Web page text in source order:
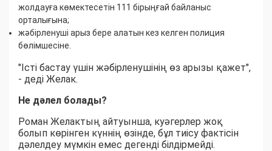
жолдауға көмектесетін 111 бірыңғай байланыс
орталығына;
жәбірленуші арыз бере алатын кез келген полиция
бөлімшесіне.
"Істі бастау үшін жәбірленушінің өз арызы қажет",
- деді Желак.
Не дәлел болады?
Роман Желактың айтуынша, куәгерлер жоқ
болып көрінген күннің өзінде, бұл тиісу фактісін
дәлелдеу мүмкін емес дегенді білдірмейді.